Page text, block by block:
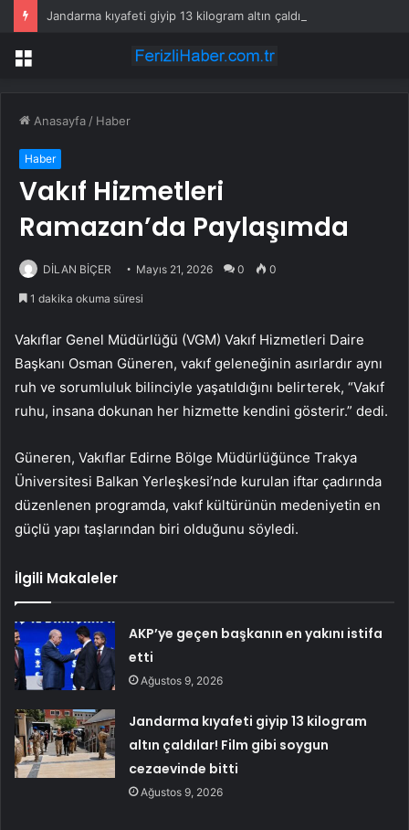
Menü
Anasayfa / Haber
Haber
Vakıf Hizmetleri
Ramazan’da Paylaşımda
DİLAN BİÇER Mayıs 21, 2026 0 0
1 dakika okuma süresi
Vakıflar Genel Müdürlüğü (VGM) Vakıf Hizmetleri Daire
Başkanı Osman Güneren, vakıf geleneğinin asırlardır aynı
ruh ve sorumluluk bilinciyle yaşatıldığını belirterek, “Vakıf
ruhu, insana dokunan her hizmette kendini gösterir.” dedi.
Güneren, Vakıflar Edirne Bölge Müdürlüğünce Trakya
Üniversitesi Balkan Yerleşkesi’nde kurulan iftar çadırında
düzenlenen programda, vakıf kültürünün medeniyetin en
güçlü yapı taşlarından biri olduğunu söyledi.
İlgili Makaleler
AKP’ye geçen başkanın en yakını istifa
etti
Ağustos 9, 2026
Jandarma kıyafeti giyip 13 kilogram
altın çaldılar! Film gibi soygun
cezaevinde bitti
Ağustos 9, 2026